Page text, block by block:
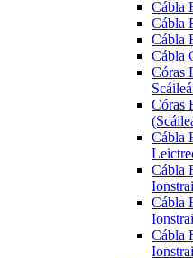
Cábla
Cábla
Cábla
Cábla
Córas
Córas
Cábla
Cábla
Cábla
Cábla